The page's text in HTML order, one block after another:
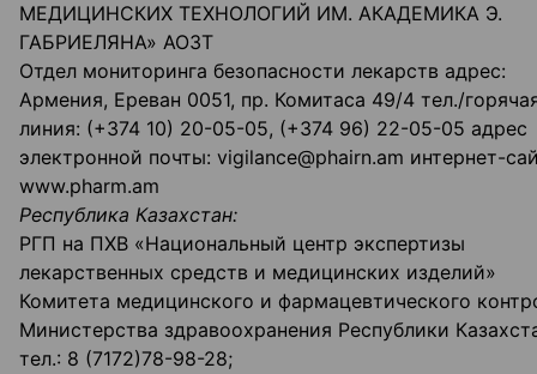
МЕДИЦИНСКИХ ТЕХНОЛОГИЙ ИМ. АКАДЕМИКА Э.
ГАБРИЕЛЯНА» АОЗТ
Отдел мониторинга безопасности лекарств адрес:
Армения, Ереван 0051, пр. Комитаса 49/4 тел./
линия: (+374 10) 20-05-05, (+374 96) 22-05-05 адрес
электронной почты: vigilance@phairn.am интернет-
www.pharm.am
Республика Казахстан:
РГП на ПХВ «Национальный центр экспертизы
лекарственных средств и медицинских изделий»
Комитета медицинского и фармацевтического
Министерства здравоохранения Республики
тел.: 8 (7172)78-98-28;